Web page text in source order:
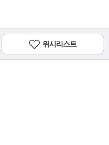
위시리스트